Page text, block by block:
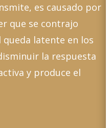
es causado por
que se contrajo
latente en los
la respuesta
y produce el